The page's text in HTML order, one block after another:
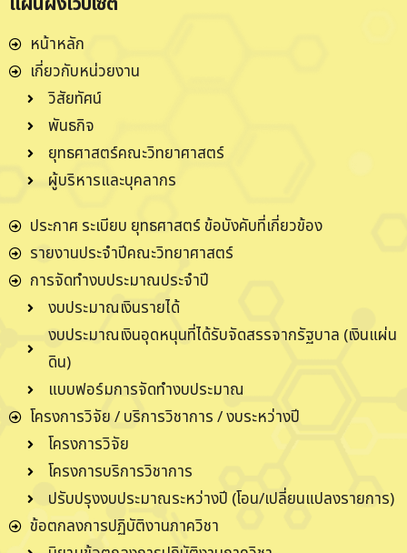
หน้าหลัก
เกี่ยวกับหน่วยงาน
วิสัยทัศน์
พันธกิจ
ยุทธศาสตร์คณะวิทยาศาสตร์
ผู้บริหารและบุคลากร
ประกาศ ระเบียบ ยุทธศาสตร์ ข้อบังคับที่เกี่ยวข้อง
รายงานประจำปีคณะวิทยาศาสตร์
การจัดทำงบประมาณประจำปี
งบประมาณเงินรายได้
งบประมาณเงินอุดหนุนที่ได้รับจัดสรรจากรัฐบาล (เงินแผ่น
ดิน)
แบบฟอร์มการจัดทำงบประมาณ
โครงการวิจัย / บริการวิชาการ / งบระหว่างปี
โครงการวิจัย
โครงการบริการวิชาการ
ปรับปรุงงบประมาณระหว่างปี (โอน/เปลี่ยนแปลงรายการ)
ข้อตกลงการปฏิบัติงานภาควิชา